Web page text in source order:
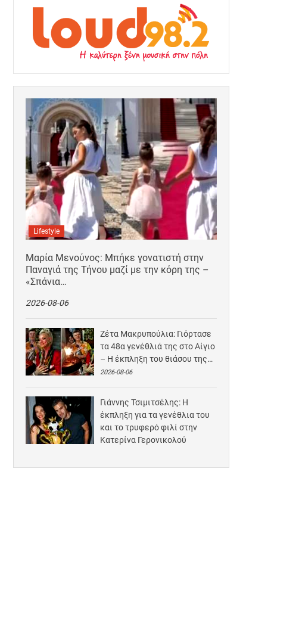
Lifestyle
Μαρία Μενούνος: Μπήκε γονατιστή στην
Παναγιά της Τήνου μαζί με την κόρη της –
«Σπάνια…
2026-08-06
Ζέτα Μακρυπούλια: Γιόρτασε
τα 48α γενέθλιά της στο Αίγιο
– Η έκπληξη του θιάσου της…
2026-08-06
Γιάννης Τσιμιτσέλης: Η
έκπληξη για τα γενέθλια του
και το τρυφερό φιλί στην
Κατερίνα Γερονικολού